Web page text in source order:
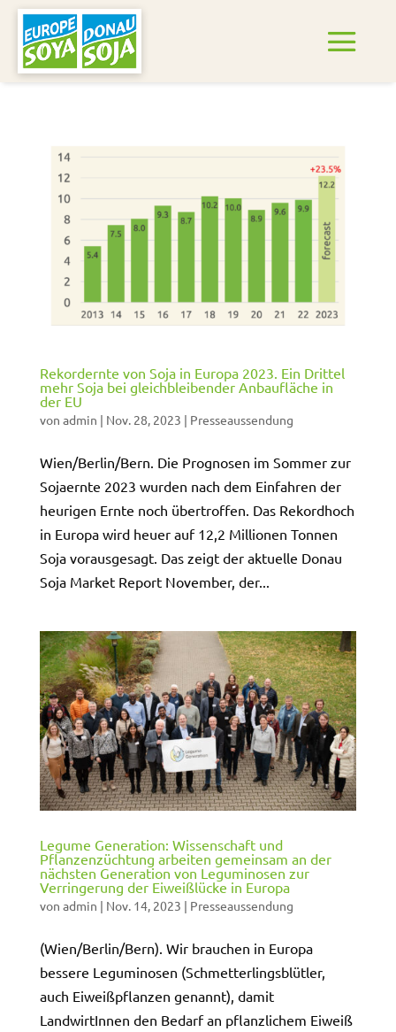
Rekordernte von Soja in Europa 2023. Ein Drittel
mehr Soja bei gleichbleibender Anbaufläche in
der EU
von admin | Nov. 28, 2023 | Presseaussendung
Wien/Berlin/Bern. Die Prognosen im Sommer zur
Sojaernte 2023 wurden nach dem Einfahren der
heurigen Ernte noch übertroffen. Das Rekordhoch
in Europa wird heuer auf 12,2 Millionen Tonnen
Soja vorausgesagt. Das zeigt der aktuelle Donau
Soja Market Report November, der...
Legume Generation: Wissenschaft und
Pflanzenzüchtung arbeiten gemeinsam an der
nächsten Generation von Leguminosen zur
Verringerung der Eiweißlücke in Europa
von admin | Nov. 14, 2023 | Presseaussendung
(Wien/Berlin/Bern). Wir brauchen in Europa
bessere Leguminosen (Schmetterlingsblütler,
auch Eiweißpflanzen genannt), damit
LandwirtInnen den Bedarf an pflanzlichem Eiweiß